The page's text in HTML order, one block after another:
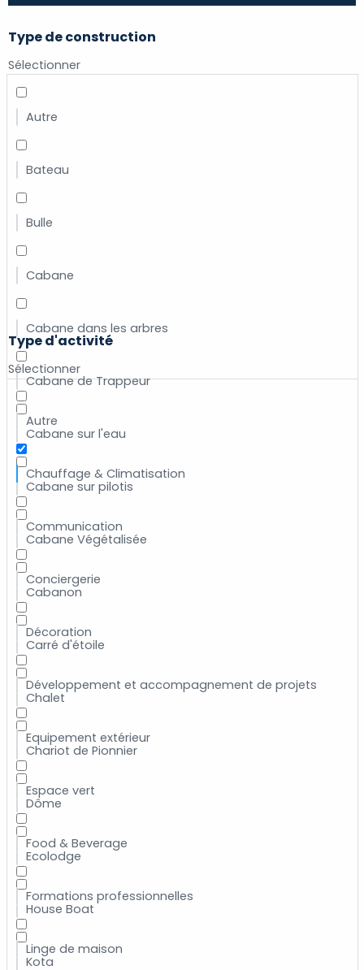
Type de construction
Sélectionner
Autre
Bateau
Bulle
Cabane
Cabane dans les arbres
Cabane de Trappeur
Cabane sur l'eau
Cabane sur pilotis
Cabane Végétalisée
Cabanon
Carré d'étoile
Chalet
Chariot de Pionnier
Dôme
Ecolodge
House Boat
Kota
Type d'activité
Sélectionner
Autre
Chauffage & Climatisation
Communication
Conciergerie
Décoration
Développement et accompagnement de projets
Equipement extérieur
Espace vert
Food & Beverage
Formations professionnelles
Linge de maison